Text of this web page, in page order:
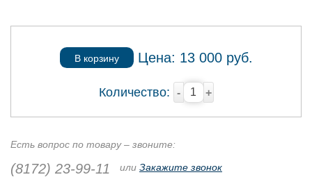
В корзину Цена: 13 000руб.
Количество: - +
Есть вопрос по товару – звоните:
(8172) 23-99-11 или Закажите звонок